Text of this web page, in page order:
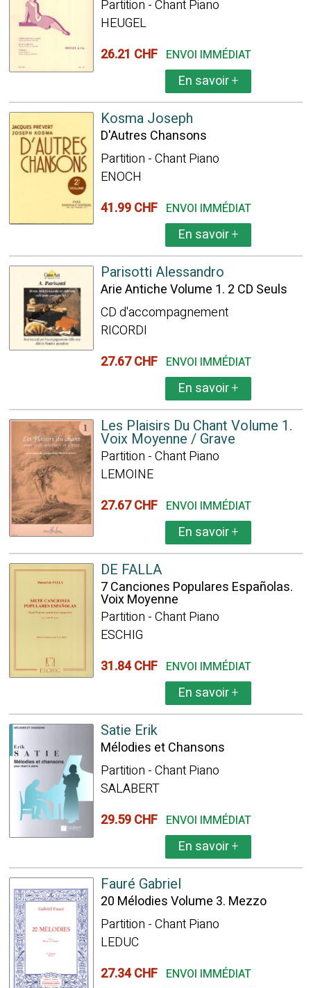
Partition - Chant Piano
HEUGEL
26.21 CHF ENVOI IMMÉDIAT
En savoir+
Kosma Joseph
D'Autres Chansons
Partition - Chant Piano
ENOCH
41.99 CHF ENVOI IMMÉDIAT
En savoir+
Parisotti Alessandro
Arie Antiche Volume 1. 2 CD Seuls
CD d'accompagnement
RICORDI
27.67 CHF ENVOI IMMÉDIAT
En savoir+
Les Plaisirs Du Chant Volume 1.
Voix Moyenne / Grave
Partition - Chant Piano
LEMOINE
27.67 CHF ENVOI IMMÉDIAT
En savoir+
DE FALLA
7 Canciones Populares Españolas.
Voix Moyenne
Partition - Chant Piano
ESCHIG
31.84 CHF ENVOI IMMÉDIAT
En savoir+
Satie Erik
Mélodies et Chansons
Partition - Chant Piano
SALABERT
29.59 CHF ENVOI IMMÉDIAT
En savoir+
Fauré Gabriel
20 Mélodies Volume 3. Mezzo
Partition - Chant Piano
LEDUC
27.34 CHF ENVOI IMMÉDIAT